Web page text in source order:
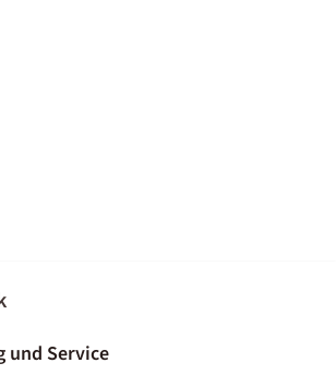
und Service